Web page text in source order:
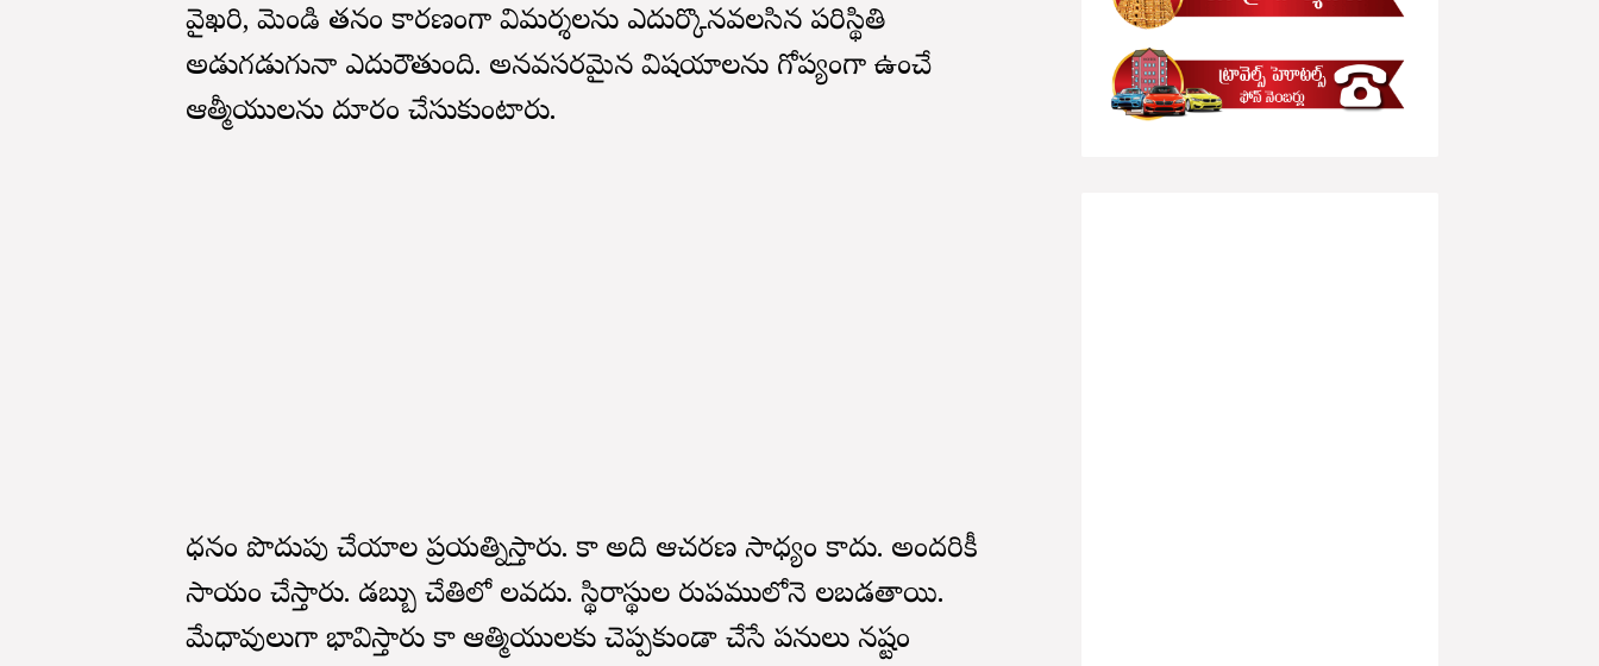
వైఖరి, మెండి తనం కారణంగా విమర్శలను ఎదుర్కొనవలసిన పరిస్థితి
అడుగడుగునా ఎదురౌతుంది. అనవసరమైన విషయాలను గోప్యంగా ఉంచే
ఆత్మీయులను దూరం చేసుకుంటారు.
ధనం పొదుపు చేయాలని ప్రయత్నిస్తారు. కాని అది ఆచరణ సాధ్యం కాదు. అందరికీ
సాయం చేస్తారు. డబ్బు చేతిలో నిలవదు. స్థిరాస్థుల రుపములోనె నిలబడతాయి.
మేధావులుగా భావిస్తారు కాని ఆత్మియులకు చెప్పకుండా చేసే పనులు నష్టం